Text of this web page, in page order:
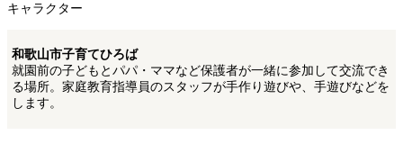
キャラクター
和歌山市子育てひろば
就園前の子どもとパパ・ママなど保護者が一緒に参加して交流でき
る場所。家庭教育指導員のスタッフが手作り遊びや、手遊びなどを
します。